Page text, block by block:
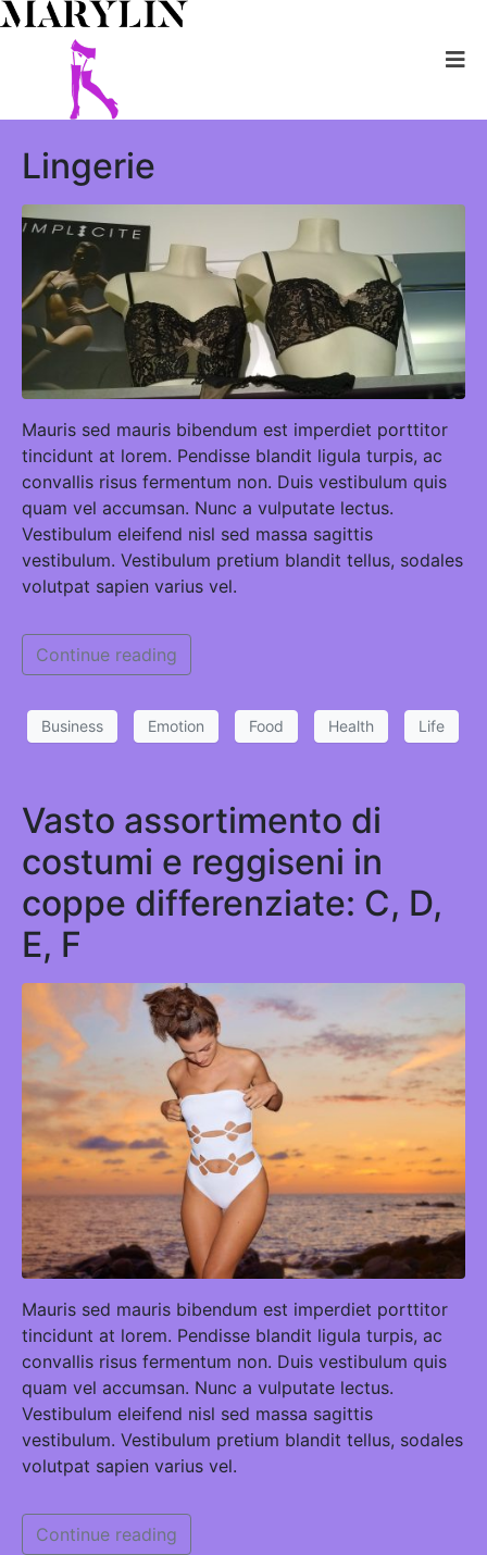
Lingerie
Mauris sed mauris bibendum est imperdiet porttitor
tincidunt at lorem. Pendisse blandit ligula turpis, ac
convallis risus fermentum non. Duis vestibulum quis
quam vel accumsan. Nunc a vulputate lectus.
Vestibulum eleifend nisl sed massa sagittis
vestibulum. Vestibulum pretium blandit tellus, sodales
volutpat sapien varius vel.
Continue reading
Business Emotion Food Health Life
Vasto assortimento di
costumi e reggiseni in
coppe differenziate: C, D,
E, F
Mauris sed mauris bibendum est imperdiet porttitor
tincidunt at lorem. Pendisse blandit ligula turpis, ac
convallis risus fermentum non. Duis vestibulum quis
quam vel accumsan. Nunc a vulputate lectus.
Vestibulum eleifend nisl sed massa sagittis
vestibulum. Vestibulum pretium blandit tellus, sodales
volutpat sapien varius vel.
Continue reading